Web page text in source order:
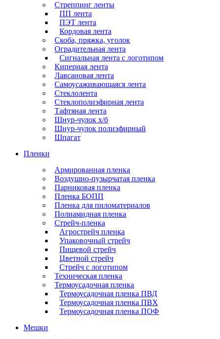
Стреппинг ленты
ПП лента
ПЭТ лента
Кордовая лента
Скоба, пряжка, уголок
Оградительная лента
Сигнальная лента с логотипом
Киперная лента
Лавсановая лента
Самоусаживающаяся лента
Стеклолента
Стеклополиэфирная лента
Тафтяная лента
Шнур-чулок х/б
Шнур-чулок полиэфирный
Шпагат
Пленки
Армированная пленка
Воздушно-пузырчатая пленка
Парниковая пленка
Пленка БОПП
Пленка для пиломатериалов
Полиамидная пленка
Стрейч-пленка
Агрострейч пленка
Упаковочный стрейч
Пищевой стрейч
Цветной стрейч
Стрейч с логотипом
Техническая пленка
Термоусадочная пленка
Термоусадочная пленка ПВД
Термоусадочная пленка ПВХ
Термоусадочная пленка ПОФ
Мешки